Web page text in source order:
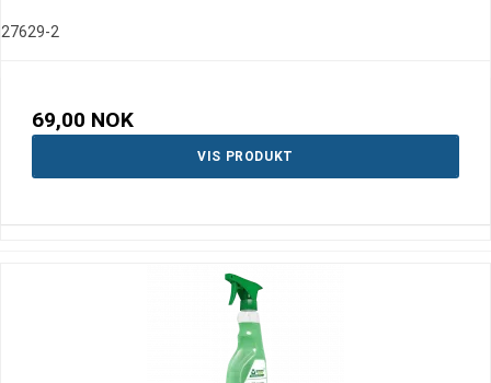
27629-2
69,00 NOK
VIS PRODUKT